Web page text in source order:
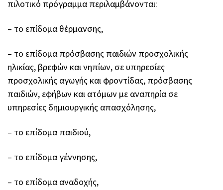
πιλοτικό πρόγραμμα περιλαμβάνονται:
– το επίδομα θέρμανσης,
– το επίδομα πρόσβασης παιδιών προσχολικής
ηλικίας, βρεφών και νηπίων, σε υπηρεσίες
προσχολικής αγωγής και φροντίδας, πρόσβασης
παιδιών, εφήβων και ατόμων με αναπηρία σε
υπηρεσίες δημιουργικής απασχόλησης,
– το επίδομα παιδιού,
– το επίδομα γέννησης,
– το επίδομα αναδοχής,